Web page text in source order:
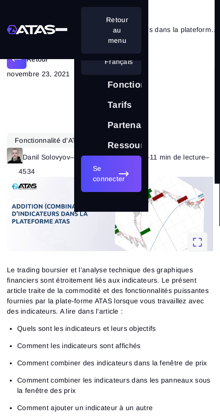
Fonctionnalités
Tarifs
Partenariat
Ressources
Français
Se
connecter
Retour
au
menu
Addition (combinaison) d’indicateurs dans la plateforme ATAS
Retour
novembre 23, 2021
Fonctionnalité d’ATAS
Danil Solovyov– Catégorie: indicateurs –11 min de lecture–
4534
Le trading boursier et l’analyse technique des graphiques
financiers sont étroitement liés aux indicateurs. Le présent
article traite de la commodité et des fonctionnalités puissantes
fournies par la plate-forme ATAS lorsque vous travaillez avec
des indicateurs. A lire dans l’article :
Quels sont les indicateurs et leurs objectifs
Comment les indicateurs sont affichés
Comment combiner des indicateurs dans la fenêtre de prix
Comment combiner les indicateurs dans les panneaux sous
la fenêtre des prix
Comment ajouter un indicateur à un autre